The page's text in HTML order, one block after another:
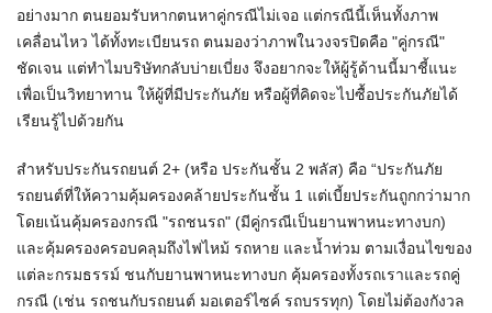
อย่างมาก ตนยอมรับหากตนหาคู่กรณีไม่เจอ แต่กรณีนี้เห็นทั้งภาพ
เคลื่อนไหว ได้ทั้งทะเบียนรถ ตนมองว่าภาพในวงจรปิดคือ "คู่กรณี"
ชัดเจน แต่ทำไมบริษัทกลับบ่ายเบี่ยง จึงอยากจะให้ผู้รู้ด้านนี้มาชี้แนะ
เพื่อเป็นวิทยาทาน ให้ผู้ที่มีประกันภัย หรือผู้ที่คิดจะไปซื้อประกันภัยได้
เรียนรู้ไปด้วยกัน
สำหรับประกันรถยนต์ 2+ (หรือ ประกันชั้น 2 พลัส) คือ “ประกันภัย
รถยนต์ที่ให้ความคุ้มครองคล้ายประกันชั้น 1 แต่เบี้ยประกันถูกกว่ามาก
โดยเน้นคุ้มครองกรณี "รถชนรถ" (มีคู่กรณีเป็นยานพาหนะทางบก)
และคุ้มครองครอบคลุมถึงไฟไหม้ รถหาย และน้ำท่วม ตามเงื่อนไขของ
แต่ละกรมธรรม์ ชนกับยานพาหนะทางบก คุ้มครองทั้งรถเราและรถคู่
กรณี (เช่น รถชนกับรถยนต์ มอเตอร์ไซค์ รถบรรทุก) โดยไม่ต้องกังวล